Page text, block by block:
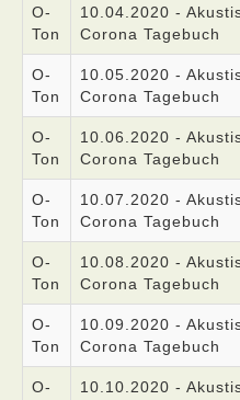
O-
Ton
10.04.2020 -
Corona Tagebuch
O-
Ton
10.05.2020 -
Corona Tagebuch
O-
Ton
10.06.2020 -
Corona Tagebuch
O-
Ton
10.07.2020 -
Corona Tagebuch
O-
Ton
10.08.2020 -
Corona Tagebuch
O-
Ton
10.09.2020 -
Corona Tagebuch
O- 10.10.2020 -